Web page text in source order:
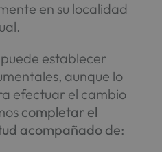
en su localidad
establecer
aunque lo
efectuar el cambio
completar el
acompañado de: